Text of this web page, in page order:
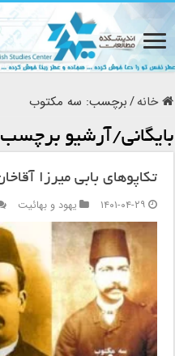
خانه/برچسب: سه مکتوب
بایگانی/آرشیو
تکاپوهای بابی میرزا
۱۴۰۱-۰۴-۲۹
یهود و بهائیت